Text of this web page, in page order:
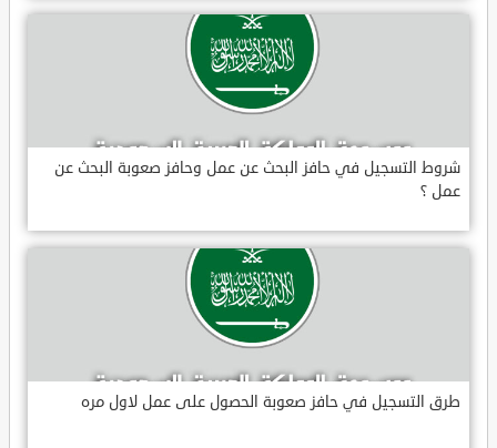
شروط التسجيل في حافز البحث عن عمل وحافز صعوبة البحث عن
عمل ؟
طرق التسجيل في حافز صعوبة الحصول على عمل لاول مره